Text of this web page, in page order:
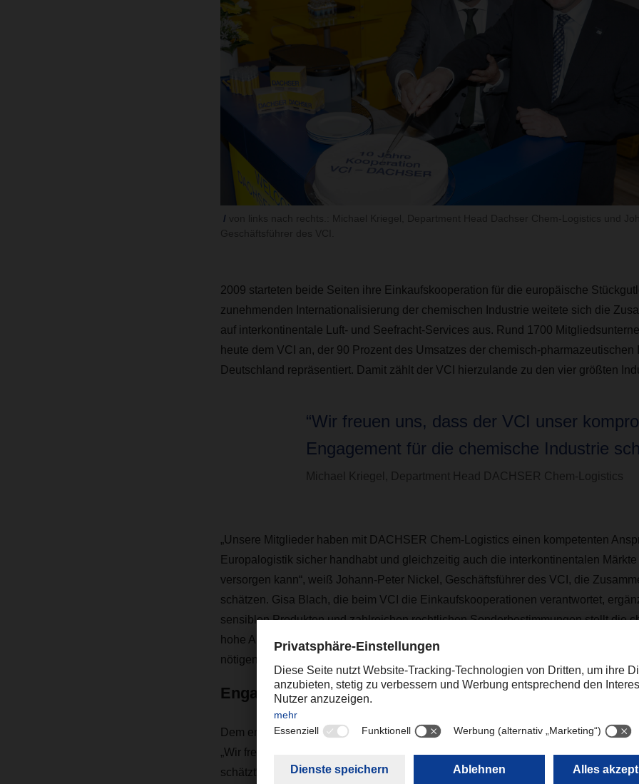
2009 starteten beide Seiten ihre Einkaufskooperation für die europäische
zunehmenden Internationalisierung der chemischen Industrie weitete sich die
auf interkontinentale Luft- und Seefracht-Services aus. Rund 1700
heute dem VCI an, der 90 Prozent des Umsatzes der chemisch-pharmazeutischen
Deutschland repräsentiert. Damit zählt der VCI hierzulande zu den vier größten
“Wir freuen uns, dass der VCI unser
Engagement für die chemische Industrie
Michael Kriegel, Department Head DACHSER Chem-Logistics
„Unsere Mitglieder haben mit DACHSER Chem-Logistics einen kompetenten
Europalogistik sicher handhabt und gleichzeitig auch die interkontinentalen
versorgen kann“, weiß Johann-Peter Nickel, Geschäftsführer des VCI, die
schätzen. Gisa Blach, die beim VCI die Einkaufskooperationen verantwortet,
sensiblen Produkten und zahlreichen rechtlichen Sonderbestimmungen stellt die
hohe Anforderungen an ihre Partner, allen voran an die Logistik. Einen
nötigen Know-how zu finden, ist für den deutschen Mittelstand ein entscheidender
Engagement wird belohnt
Dem entsprechend sehen Logistikdienstleister und Verband positiv in eine
„Wir freuen uns, dass der VCI unser kompromissloses Engagement für die
schätzt“, kommentiert Michael Kriegel, Department Head DACHSER Chem-